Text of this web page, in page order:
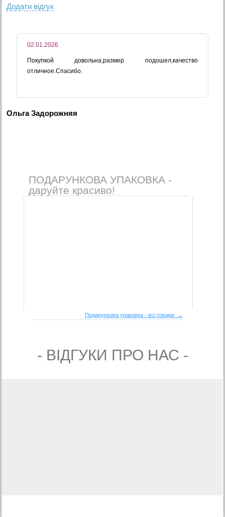
Додати вiдгук
02.01.2026
Покупкой довольна,размер подошел,качество
отличное.Спасибо.
Ольга Задорожняя
ПОДАРУНКОВА УПАКОВКА -
даруйте красиво!
Подарункова упаковка - всі товари →
- ВIДГУКИ ПРО НАС -